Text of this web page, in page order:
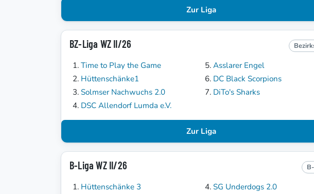
Zur Liga
BZ-Liga WZ II/26
Time to Play the Game
Hüttenschänke1
Solmser Nachwuchs 2.0
DSC Allendorf Lumda e.V.
Asslarer Engel
DC Black Scorpions
DiTo's Sharks
Zur Liga
B-Liga WZ II/26
Hüttenschänke 3
SG Underdogs 2.0